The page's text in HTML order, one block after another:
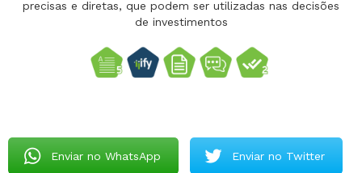
precisas e diretas, que podem ser utilizadas nas decisões
de investimentos
Enviar no WhatsApp Enviar no Twitter